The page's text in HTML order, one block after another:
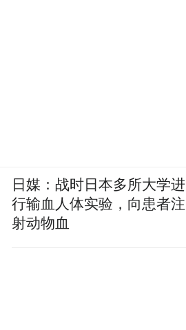
日媒：战时日本多所大学进
行输血人体实验，向患者注
射动物血